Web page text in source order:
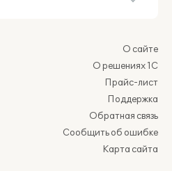
О сайте
О решениях 1С
Прайс-лист
Поддержка
Обратная связь
Сообщить об ошибке
Карта сайта